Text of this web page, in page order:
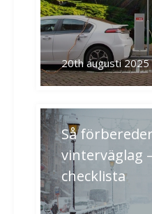
20th augusti 2025
Så
vinterväglag
checklista